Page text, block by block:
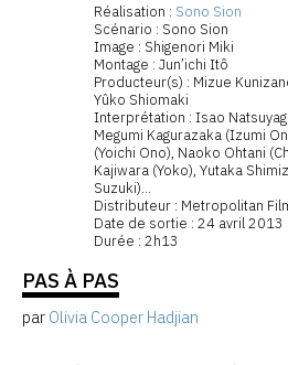
Réalisation : Sono Sion
Scénario : Sono Sion
Image : Shigenori Miki
Montage : Jun’ichi Itô
Producteur(s) : Mizue
Yûko Shiomaki
Interprétation : Isao
Megumi Kagurazaka (Izumi
(Yoichi Ono), Naoko Ohtani
Kajiwara (Yoko), Yutaka
Suzuki)…
Distributeur : Metropolitan
Date de sortie : 24 avril 2013
Durée : 2h13
PAS À PAS
par Olivia Cooper Hadjian